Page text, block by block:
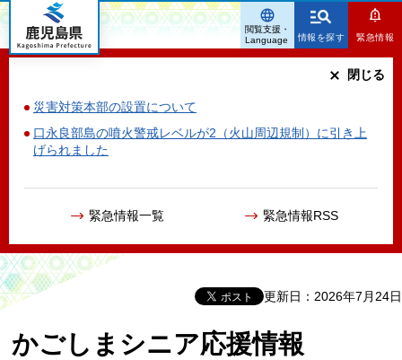
鹿児島県
情報を探す 緊急情報
災害対策本部の設置について
口永良部島の噴火警戒レベルが2（火山周辺規制）に引き上
げられました
緊急情報一覧 緊急情報RSS
閉じる
閲覧支援・
Language
更新日：2026年7月24日
かごしまシニア応援情報